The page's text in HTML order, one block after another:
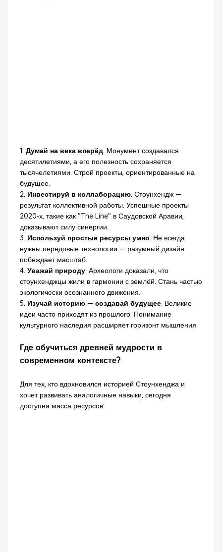
1. Думай на века вперёд. Монумент создавался
десятилетиями, а его полезность сохраняется
тысячелетиями. Строй проекты, ориентированные на
будущее.
2. Инвестируй в коллаборацию. Стоунхендж —
результат коллективной работы. Успешные проекты
2020-х, такие как "The Line" в Саудовской Аравии,
доказывают силу синергии.
3. Используй простые ресурсы умно. Не всегда
нужны передовые технологии — разумный дизайн
побеждает масштаб.
4. Уважай природу. Археологи доказали, что
стоунхенджцы жили в гармонии с землёй. Стань частью
экологически осознанного движения.
5. Изучай историю — создавай будущее. Великие
идеи часто приходят из прошлого. Понимание
культурного наследия расширяет горизонт мышления.
Где обучиться древней мудрости в
современном контексте?
Для тех, кто вдохновился историей Стоунхенджа и
хочет развивать аналогичные навыки, сегодня
доступна масса ресурсов: